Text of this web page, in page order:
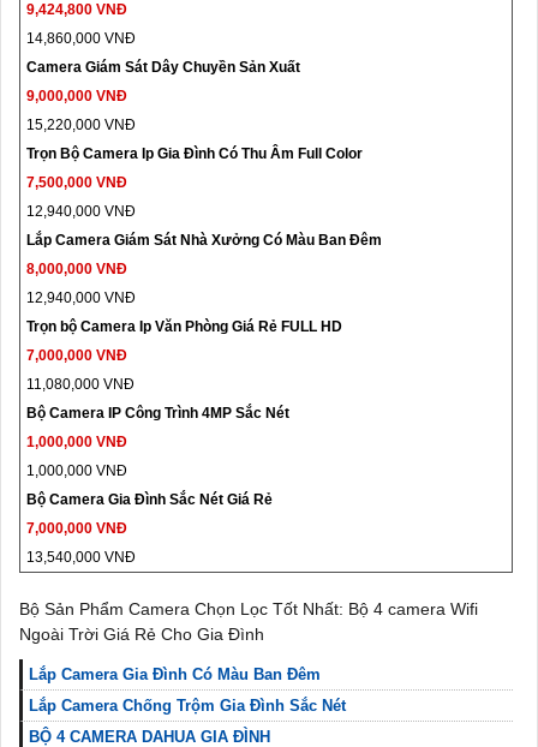
9,424,800 VNĐ
14,860,000 VNĐ
Camera Giám Sát Dây Chuyền Sản Xuất
9,000,000 VNĐ
15,220,000 VNĐ
Trọn Bộ Camera Ip Gia Đình Có Thu Âm Full Color
7,500,000 VNĐ
12,940,000 VNĐ
Lắp Camera Giám Sát Nhà Xưởng Có Màu Ban Đêm
8,000,000 VNĐ
12,940,000 VNĐ
Trọn bộ Camera Ip Văn Phòng Giá Rẻ FULL HD
7,000,000 VNĐ
11,080,000 VNĐ
Bộ Camera IP Công Trình 4MP Sắc Nét
1,000,000 VNĐ
1,000,000 VNĐ
Bộ Camera Gia Đình Sắc Nét Giá Rẻ
7,000,000 VNĐ
13,540,000 VNĐ
Bộ Sản Phẩm Camera Chọn Lọc Tốt Nhất: Bộ 4 camera Wifi
Ngoài Trời Giá Rẻ Cho Gia Đình
Lắp Camera Gia Đình Có Màu Ban Đêm
Lắp Camera Chống Trộm Gia Đình Sắc Nét
BỘ 4 CAMERA DAHUA GIA ĐÌNH